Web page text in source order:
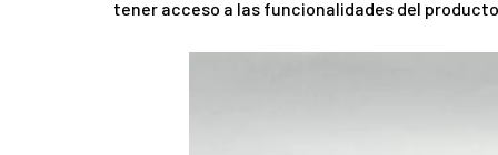
tener acceso a las funcionalidades del